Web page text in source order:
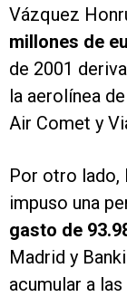
Vázquez
millones de
de 2001
la aerolínea
Air Comet y
Por otro lado,
impuso una
gasto de
Madrid y
acumular a